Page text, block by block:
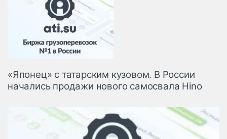
«Японец» с татарским кузовом. В России
начались продажи нового самосвала Hino